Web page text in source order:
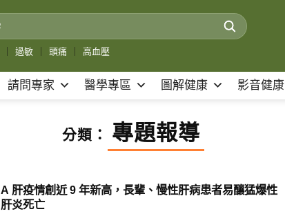
過敏 頭痛 高血壓
請問專家 醫學專區 圖解健康 影音健康
分類： 專題報導
A 肝疫情創近 9 年新高，長輩、慢性肝病患者易釀猛爆性
肝炎死亡